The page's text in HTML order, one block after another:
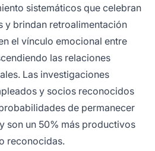
sistemáticos que celebran
y brindan retroalimentación
el vínculo emocional entre
las relaciones
Las investigaciones
y socios reconocidos
de permanecer
son un 50% más productivos
reconocidas.